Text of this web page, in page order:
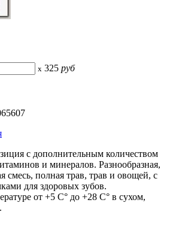
x 325 руб
с дополнительным количеством
и минералов. Разнообразная,
смесь, полная трав, трав и овощей, с
для здоровых зубов.
от +5 С° до +28 С° в сухом,